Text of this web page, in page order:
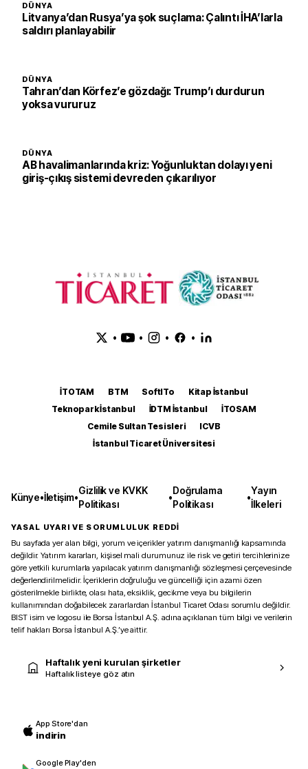
DÜNYA
Litvanya’dan Rusya’ya şok suçlama: Çalıntı İHA’larla
saldırı planlayabilir
DÜNYA
Tahran’dan Körfez’e gözdağı: Trump’ı durdurun
yoksa vururuz
DÜNYA
AB havalimanlarında kriz: Yoğunluktan dolayı yeni
giriş-çıkış sistemi devreden çıkarılıyor
• • • •
İTOTAM BTM SoftITo
Kitap İstanbul
Teknopark İstanbul
İDTM İstanbul
İTOSAM
Cemile Sultan Tesisleri
ICVB
İstanbul Ticaret Üniversitesi
Künye•İletişim•
Gizlilik ve KVKK
Politikası
•
Doğrulama
Politikası
•
Yayın
İlkeleri
YASAL UYARI VE SORUMLULUK REDDİ
Bu sayfada yer alan bilgi, yorum ve içerikler yatırım danışmanlığı kapsamında
değildir. Yatırım kararları, kişisel mali durumunuz ile risk ve getiri tercihlerinize
göre yetkili kurumlarla yapılacak yatırım danışmanlığı sözleşmesi çerçevesinde
değerlendirilmelidir. İçeriklerin doğruluğu ve güncelliği için azami özen
gösterilmekle birlikte, olası hata, eksiklik, gecikme veya bu bilgilerin
kullanımından doğabilecek zararlardan İstanbul Ticaret Odası sorumlu değildir.
BIST isim ve logosu ile Borsa İstanbul A.Ş. adına açıklanan tüm bilgi ve verilerin
telif hakları Borsa İstanbul A.Ş.’ye aittir.
Haftalık yeni kurulan şirketler
Haftalık listeye göz atın
App Store'dan
indirin
Google Play'den